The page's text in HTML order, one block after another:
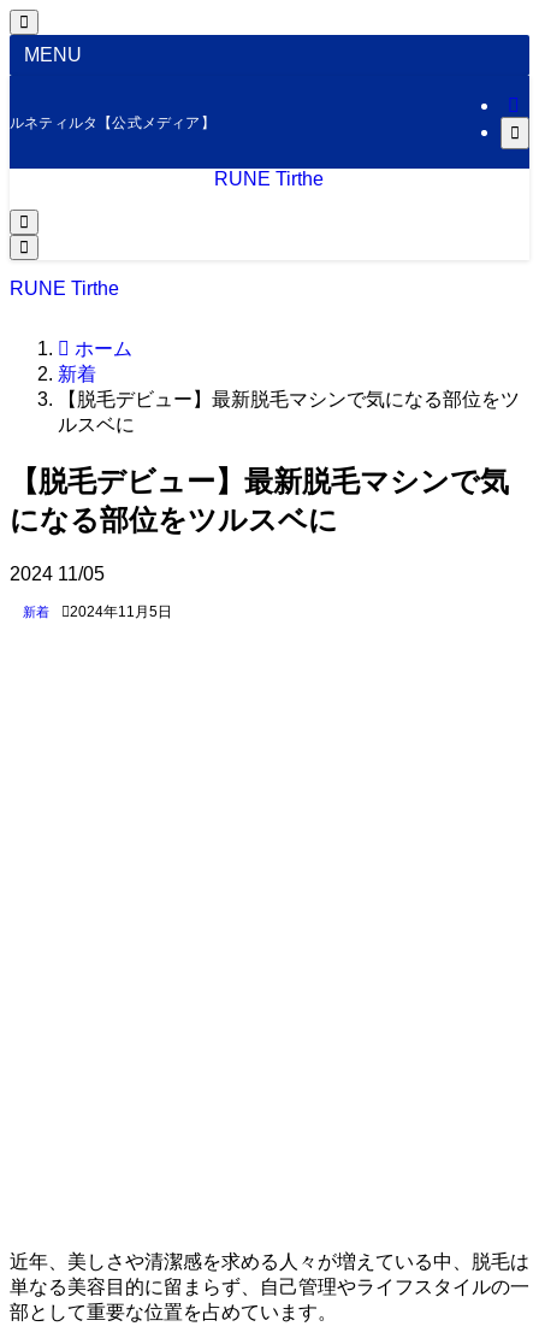
MENU
ルネティルタ【公式メディア】
RUNE Tirthe
RUNE Tirthe
ホーム
新着
【脱毛デビュー】最新脱毛マシンで気になる部位をツ
ルスベに
【脱毛デビュー】最新脱毛マシンで気
になる部位をツルスベに
2024 11/05
新着 2024年11月5日
近年、美しさや清潔感を求める人々が増えている中、脱毛は
単なる美容目的に留まらず、自己管理やライフスタイルの一
部として重要な位置を占めています。